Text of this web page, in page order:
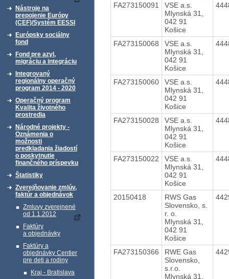
Nástroje na
prepojenie Európy
(CEF)/Systém EESSI
Európsky sociálny
fond
Fond pre azyl,
migráciu a integráciu
Integrovaný
regionálny operačný
program 2014 - 2020
Operačný program
Kvalita životného
prostredia
Národné projekty -
Oznámenia o
možnosti
predkladania žiadostí
o poskytnutie
finančného príspevku
Štatistiky
Zverejňovanie zmlúv,
faktúr a objednávok
Zmluvy zverejnené
od 1.1.2012
Faktúry
a objednávky
Faktúry a
objednávky Centier
pre deti a rodiny
Kraj - Bratislava
FA273150091
VSE a.s.
Mlynská 31,
042 91
Košice
FA273150068
VSE a.s.
Mlynská 31,
042 91
Košice
FA273150060
VSE a.s.
Mlynská 31,
042 91
Košice
FA273150028
VSE a.s.
Mlynská 31,
042 91
Košice
FA273150022
VSE a.s.
Mlynská 31,
042 91
Košice
20150418
RWS Gas
Slovensko, s.
r. o.
Mlynská 31,
042 91
Košice
FA273150366
RWE Gas
Slovensko,
s.r.o.
Mlynská 31,